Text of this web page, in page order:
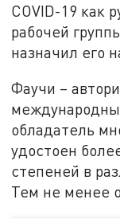
COVID-19 как
рабочей
назначил его
Фаучи –
обладатель
удостоен
степеней в
Тем не менее